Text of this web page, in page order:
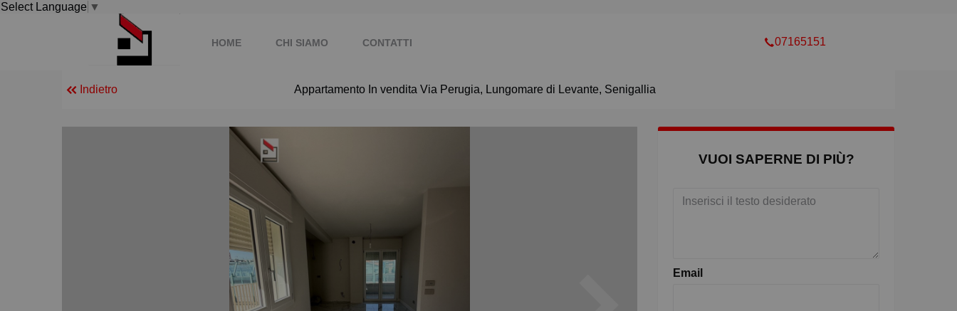
Select Language ▼
HOME CHI SIAMO CONTATTI 07165151
Indietro Appartamento In vendita Via Perugia, Lungomare di Levante, Senigallia
VUOI SAPERNE DI PIÙ?
Email